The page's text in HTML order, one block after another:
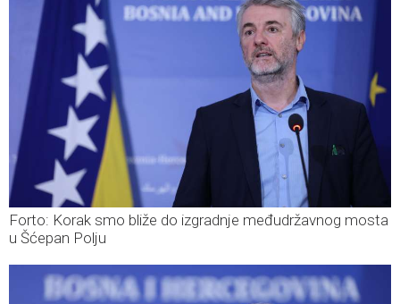
Forto: Korak smo bliže do izgradnje međudržavnog mosta
u Šćepan Polju